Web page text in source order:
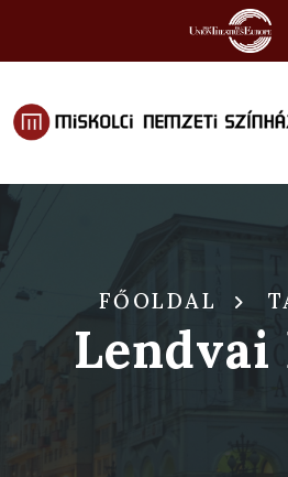
FŐOLDAL
Lendvai